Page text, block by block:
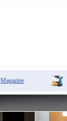
Magazine